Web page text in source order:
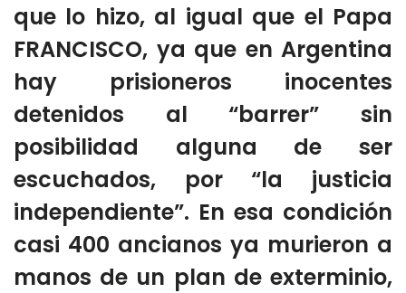
que lo hizo, al igual que el Papa
FRANCISCO, ya que en Argentina
hay prisioneros inocentes
detenidos al “barrer” sin
posibilidad alguna de ser
escuchados, por “la justicia
independiente”. En esa condición
casi 400 ancianos ya murieron a
manos de un plan de exterminio,